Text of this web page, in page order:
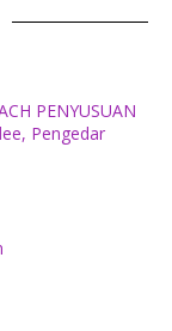
PENYUSUAN
Pengedar